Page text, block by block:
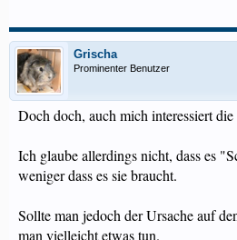
Grischa
Prominenter Benutzer
Doch doch, auch mich interessiert die
Ich glaube allerdings nicht, dass es
weniger dass es sie braucht.
Sollte man jedoch der Ursache auf
man vielleicht etwas tun.